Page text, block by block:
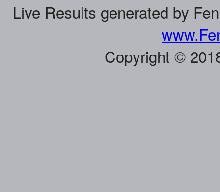
Live Results generated by
Copyright ©